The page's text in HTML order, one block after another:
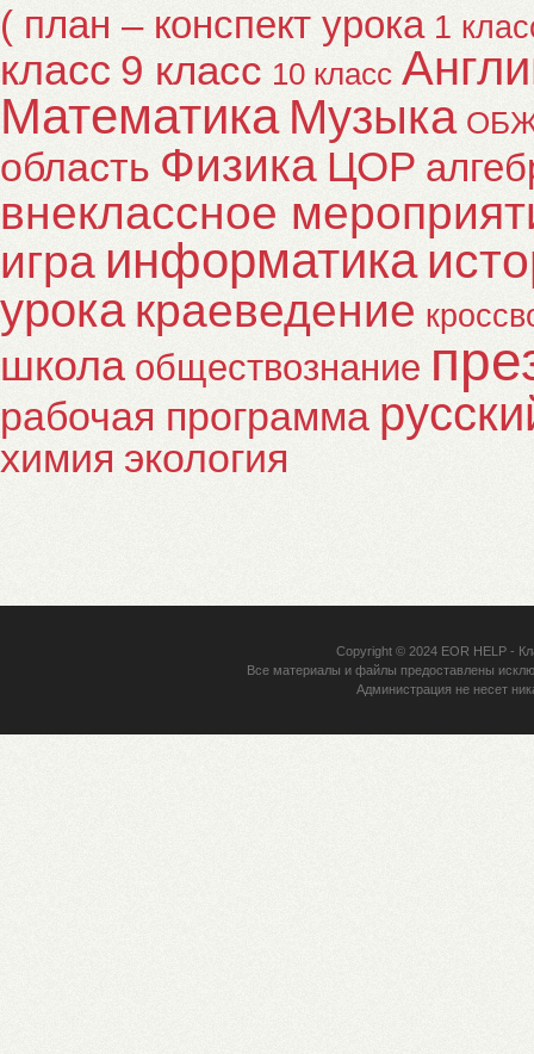
( план – конспект урока 1
класс 9 класс 10 класс
Математика Музыка
область Физика ЦОР
внеклассное
игра информатика
урока краеведение
школа обществознание
рабочая программа
химия экология
Copyright © 2024 EOR HELP-
Все материалы и файлы предоставлены
Администрация не несет